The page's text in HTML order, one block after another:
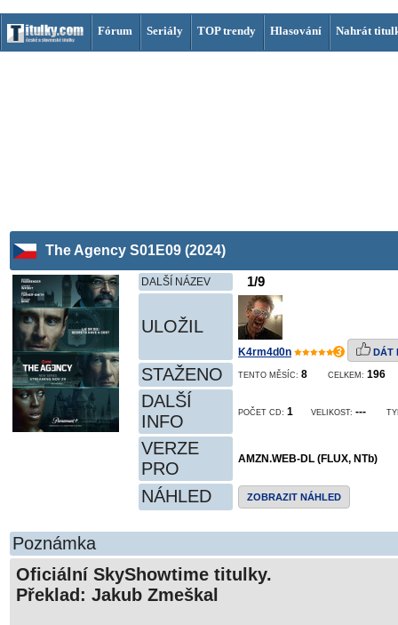
Fórum Seriály TOP trendy Hlasování Nahrát
The Agency S01E09 (2024)
DALŠÍ NÁZEV 1/9
ULOŽIL
K4rm4d0n 3 DÁT
STAŽENO TENTO MĚSÍC: 8 CELKEM: 196
DALŠÍ
INFO
POČET CD: 1 VELIKOST: ---
VERZE
PRO
AMZN.WEB-DL (FLUX, NTb)
NÁHLED ZOBRAZIT NÁHLED
Poznámka
Oficiální SkyShowtime titulky.
Překlad: Jakub Zmeškal